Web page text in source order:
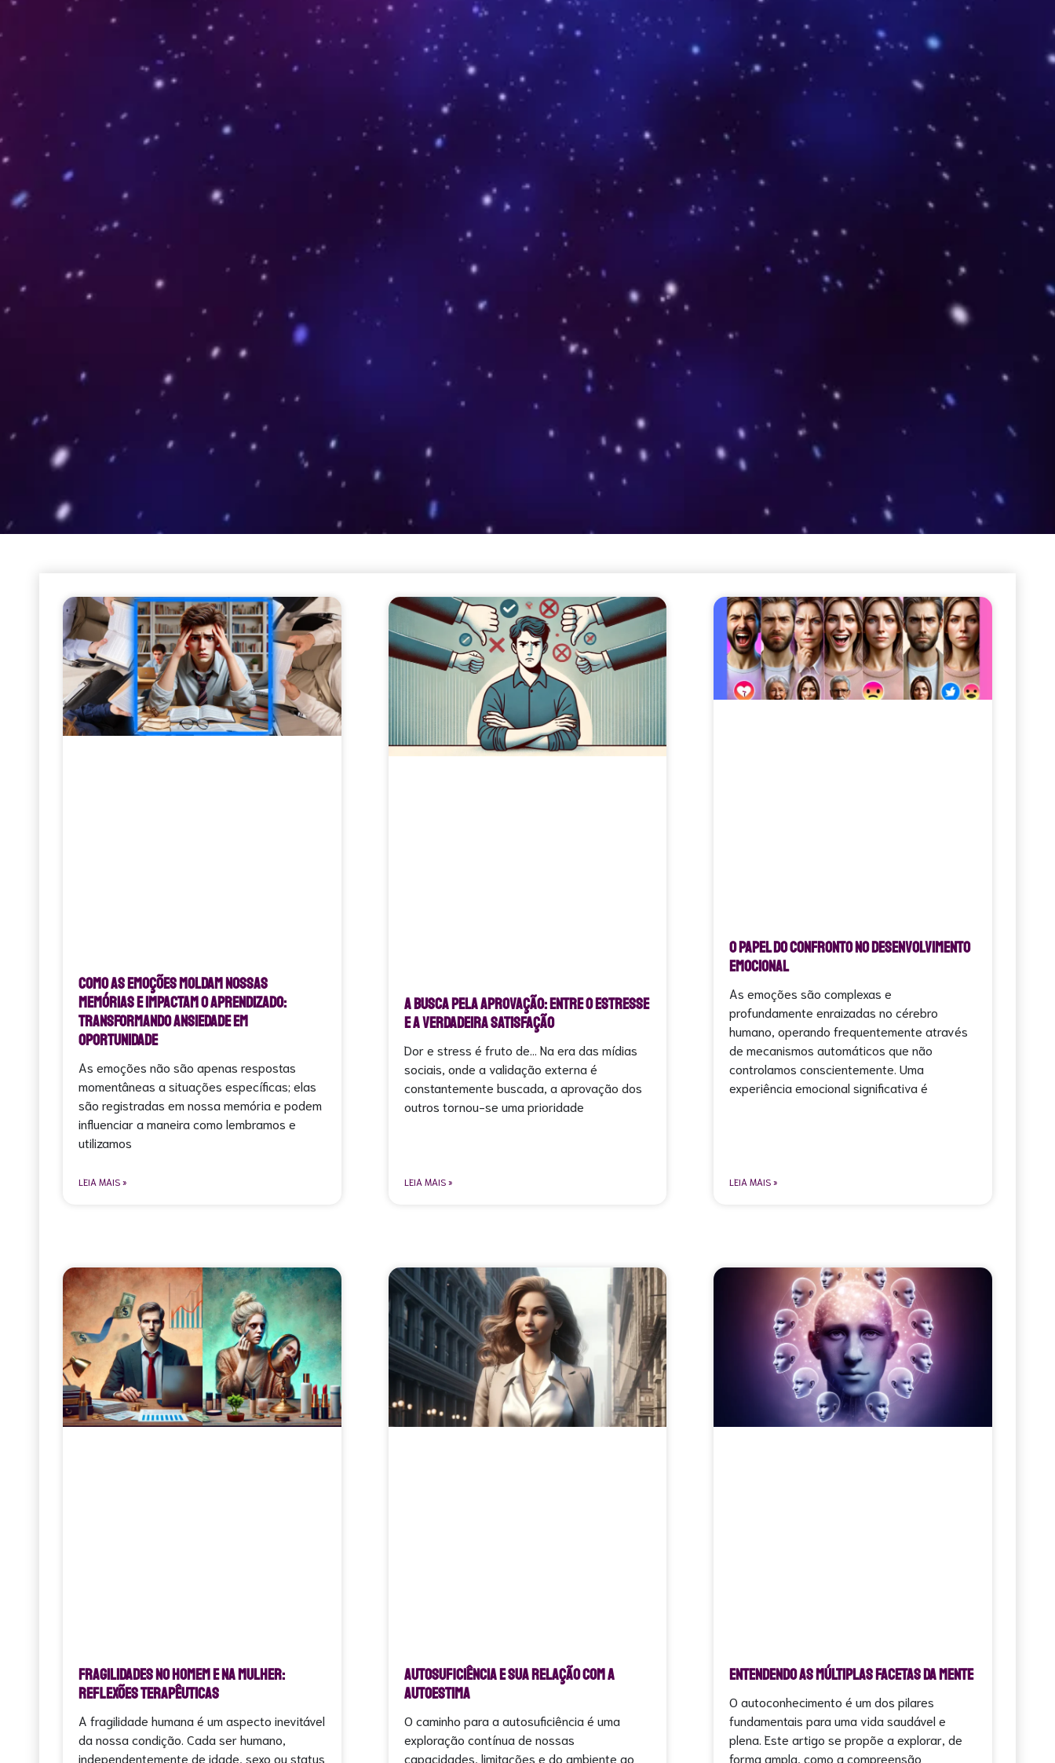
Como as Emoções Moldam Nossas
Memórias e Impactam o Aprendizado:
Transformando Ansiedade em
Oportunidade
As emoções não são apenas respostas
momentâneas a situações específicas; elas
são registradas em nossa memória e podem
influenciar a maneira como lembramos e
utilizamos
LEIA MAIS »
A Busca pela Aprovação: Entre o Estresse
e a Verdadeira Satisfação
Dor e stress é fruto de… Na era das mídias
sociais, onde a validação externa é
constantemente buscada, a aprovação dos
outros tornou-se uma prioridade
LEIA MAIS »
O Papel do Confronto no Desenvolvimento
Emocional
As emoções são complexas e
profundamente enraizadas no cérebro
humano, operando frequentemente através
de mecanismos automáticos que não
controlamos conscientemente. Uma
experiência emocional significativa é
LEIA MAIS »
Fragilidades no Homem e na Mulher:
Reflexões Terapêuticas
A fragilidade humana é um aspecto inevitável
da nossa condição. Cada ser humano,
independentemente de idade, sexo ou status
Autosuficiência e sua relação com a
Autoestima
O caminho para a autosuficiência é uma
exploração contínua de nossas
capacidades, limitações e do ambiente ao
Entendendo as Múltiplas Facetas da Mente
O autoconhecimento é um dos pilares
fundamentais para uma vida saudável e
plena. Este artigo se propõe a explorar, de
forma ampla, como a compreensão